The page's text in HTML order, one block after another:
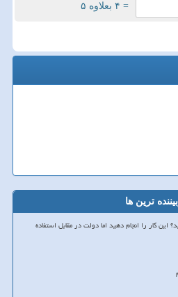
= ۴ بعلاوه ۵
ترین ها
این کار را انجام دهید اما دولت در مقابل استفاده